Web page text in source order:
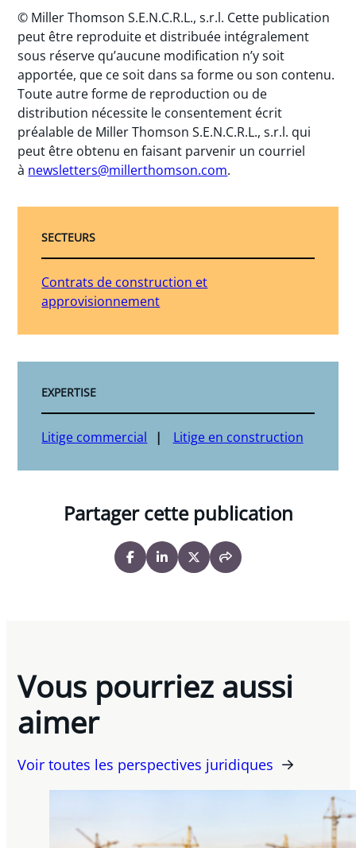
© Miller Thomson S.E.N.C.R.L., s.r.l. Cette publication
peut être reproduite et distribuée intégralement
sous réserve qu’aucune modification n’y soit
apportée, que ce soit dans sa forme ou son contenu.
Toute autre forme de reproduction ou de
distribution nécessite le consentement écrit
préalable de Miller Thomson S.E.N.C.R.L., s.r.l. qui
peut être obtenu en faisant parvenir un courriel
à newsletters@millerthomson.com.
SECTEURS
Contrats de construction et
approvisionnement
EXPERTISE
Litige commercial Litige en construction
Partager cette publication
Vous pourriez aussi
aimer
Voir toutes les perspectives juridiques